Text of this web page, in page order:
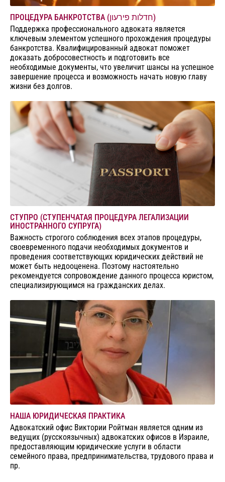
ПРОЦЕДУРА БАНКРОТСТВА (חדלות פירעון)
Поддержка профессионального адвоката является
ключевым элементом успешного прохождения процедуры
банкротства. Квалифицированный адвокат поможет
доказать добросовестность и подготовить все
необходимые документы, что увеличит шансы на успешное
завершение процесса и возможность начать новую главу
жизни без долгов.
СТУПРО (СТУПЕНЧАТАЯ ПРОЦЕДУРА ЛЕГАЛИЗАЦИИ
ИНОСТРАННОГО СУПРУГА)
Важность строгого соблюдения всех этапов процедуры,
своевременного подачи необходимых документов и
проведения соответствующих юридических действий не
может быть недооценена. Поэтому настоятельно
рекомендуется сопровождение данного процесса юристом,
специализирующимся на гражданских делах.
НАША ЮРИДИЧЕСКАЯ ПРАКТИКА
Адвокатский офис Виктории Ройтман является одним из
ведущих (русскоязычных) адвокатских офисов в Израиле,
предоставляющим юридические услуги в области
семейного права, предпринимательства, трудового права и
пр.